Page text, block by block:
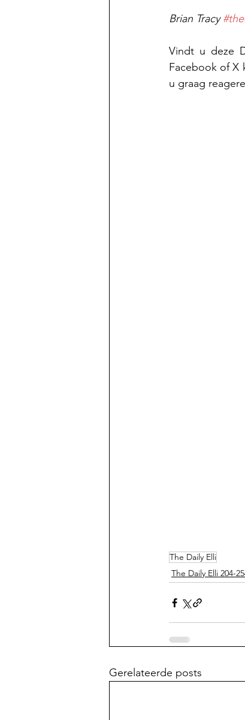
Brian Tracy
Vindt u deze
Facebook of X
u graag
The Daily Elli
The Daily Elli 204-
Gerelateerde posts